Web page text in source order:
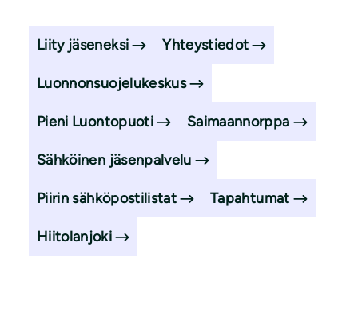
Liity jäseneksi Yhteystiedot
Luonnonsuojelukeskus
Pieni Luontopuoti Saimaannorppa
Sähköinen jäsenpalvelu
Piirin sähköpostilistat Tapahtumat
Hiitolanjoki